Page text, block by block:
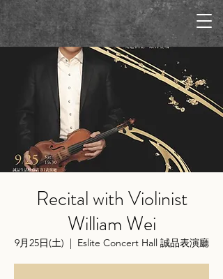
Recital with Violinist
William Wei
9月25日(土)
  |
Eslite Concert Hall 誠品表演廳